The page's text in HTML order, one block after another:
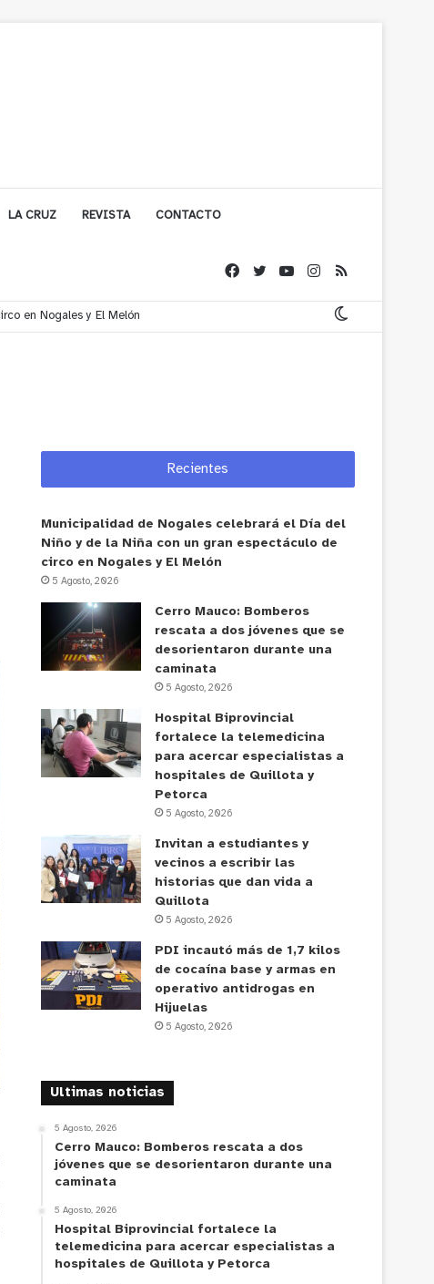
LA CRUZ REVISTA CONTACTO
Recientes
Municipalidad de Nogales celebrará el Día del
Niño y de la Niña con un gran espectáculo de
circo en Nogales y El Melón
5 Agosto, 2026
Cerro Mauco: Bomberos
rescata a dos jóvenes que se
desorientaron durante una
caminata
5 Agosto, 2026
Hospital Biprovincial
fortalece la telemedicina
para acercar especialistas a
hospitales de Quillota y
Petorca
5 Agosto, 2026
Invitan a estudiantes y
vecinos a escribir las
historias que dan vida a
Quillota
5 Agosto, 2026
PDI incautó más de 1,7 kilos
de cocaína base y armas en
operativo antidrogas en
Hijuelas
5 Agosto, 2026
Ultimas noticias
5 Agosto, 2026
Cerro Mauco: Bomberos rescata a dos
jóvenes que se desorientaron durante una
caminata
5 Agosto, 2026
Hospital Biprovincial fortalece la
telemedicina para acercar especialistas a
hospitales de Quillota y Petorca